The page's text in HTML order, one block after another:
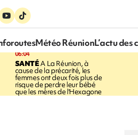
Météo RéunionL’actu
06:04
SANTÉA La Réunion, à
cause de la précarité, les
femmes ont deux fois plus de
risque de perdre leur bébé
que les mères de l'Hexagone